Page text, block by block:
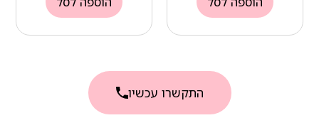
התקשרו עכשיו